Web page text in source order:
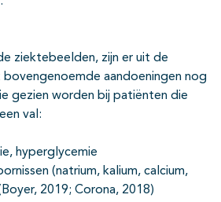
ziektebeelden, zijn er uit de
bovengenoemde aandoeningen nog
gezien worden bij patiënten die
val:
hyperglycemie
(natrium, kalium, calcium,
2019; Corona, 2018)